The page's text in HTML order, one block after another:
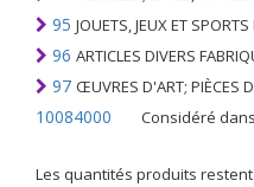
95 JOUETS, JEUX ET SPORTS
96 ARTICLES DIVERS
97 ŒUVRES D'ART; PIÈCES
10084000 Considéré dans les pays riches comme une "céréale
Les quantités produits restent modestes, mais cette plante présente malgré tout de nombreuses qualités. Elle est utilisé dans l'alimentation